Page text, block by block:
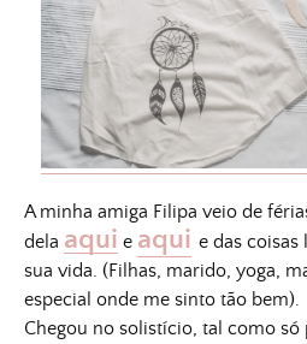
A minha amiga Filipa veio de
dela aqui e aqui e das
sua vida. (Filhas, marido, yoga,
especial onde me sinto tão bem).
Chegou no solistício, tal como